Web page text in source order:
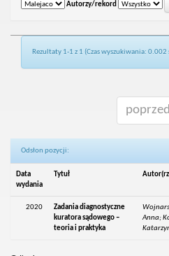
Autorzy/rekord
Rezultaty 1-1 z 1 (Czas wyszukiwania: 0.002
Odsłon pozycji:
Data
wydania
Tytuł
2020
Zadania diagnostyczne
kuratora sądowego –
teoria i praktyka
Anna;